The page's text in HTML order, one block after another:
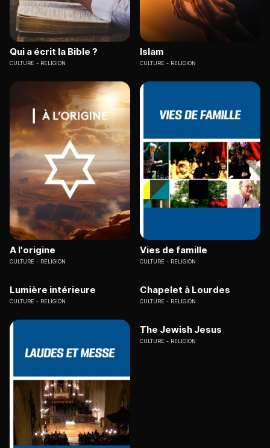
Qui a écrit la Bible ?
CULTURE RELIGION
Islam
CULTURE RELIGION
A l'origine
CULTURE RELIGION
Vies de famille
CULTURE RELIGION
Lumière intérieure
CULTURE RELIGION
Chapelet à Lourdes
CULTURE RELIGION
The Jewish Jesus
CULTURE RELIGION